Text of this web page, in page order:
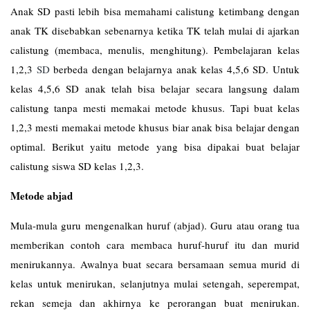
Anak SD pasti lebih bisa memahami calistung ketimbang dengan
anak TK disebabkan sebenarnya ketika TK telah mulai di ajarkan
calistung (membaca, menulis, menghitung). Pembelajaran kelas
1,2,3 SDberbeda dengan belajarnya anak kelas 4,5,6 SD. Untuk
kelas 4,5,6 SD anak telah bisa belajar secara langsung dalam
calistung tanpa mesti memakai metode khusus. Tapi buat kelas
1,2,3 mesti memakai metode khusus biar anak bisa belajar dengan
optimal. Berikut yaitu metode yang bisa dipakai buat belajar
calistung siswa SD kelas 1,2,3.
Metode abjad
Mula-mula guru mengenalkan huruf (abjad). Guru atau orang tua
memberikan contoh cara membaca huruf-huruf itu dan murid
menirukannya. Awalnya buat secara bersamaan semua murid di
kelas untuk menirukan, selanjutnya mulai setengah, seperempat,
rekan semeja dan akhirnya ke perorangan buat menirukan.